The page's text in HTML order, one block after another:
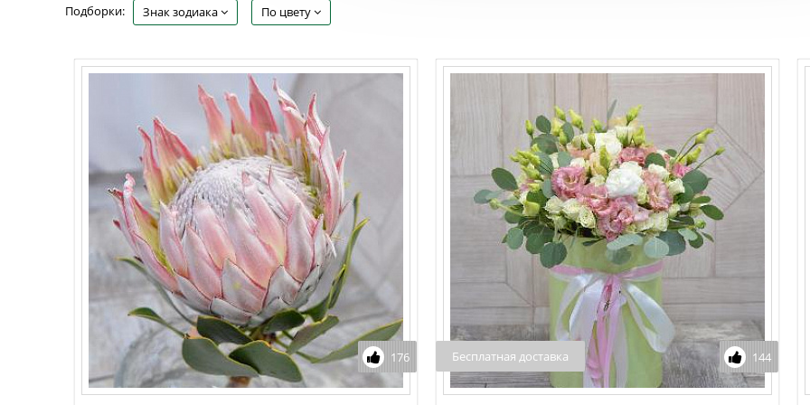
Подборки: Знак зодиака По цвету
176 Бесплатная доставка 144